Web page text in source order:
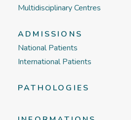
Multidisciplinary Centres
ADMISSIONS
National Patients
International Patients
PATHOLOGIES